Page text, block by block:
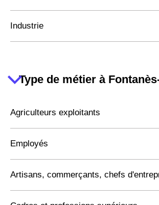
Industrie
Type de métier à
Agriculteurs exploitants
Employés
Artisans, commerçants, chefs